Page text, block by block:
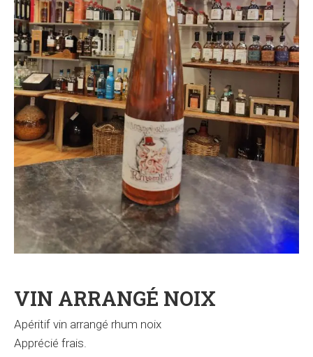
VIN ARRANGÉ NOIX
Apéritif vin arrangé rhum noix
Apprécié frais.